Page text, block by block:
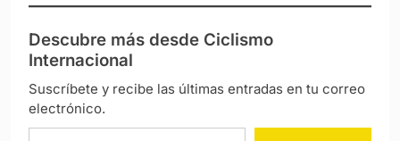
Descubre más desde Ciclismo
Internacional
Suscríbete y recibe las últimas entradas en tu correo
electrónico.
Escribe tu correo electrónico…